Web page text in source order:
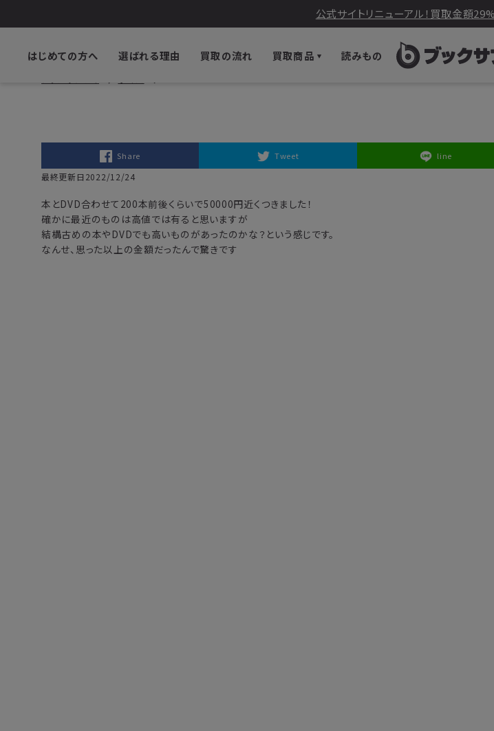
公式サイトリニューアル！買取金額
はじめての方へ 選ばれる理由 買取の流れ 買取商品 読みもの
Share Tweet line
最終更新日2022/12/24
本とDVD合わせて200本前後くらいで50000円近くつきました！
確かに最近のものは高値では有ると思いますが
結構古めの本やDVDでも高いものがあったのかな？という感じです。
なんせ、思った以上の金額だったんで驚きです